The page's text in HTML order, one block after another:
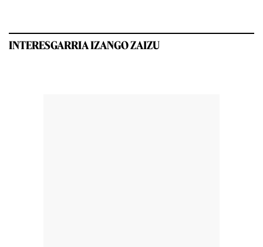
INTERESGARRIA IZANGO ZAIZU